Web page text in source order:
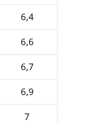
6,4
6,6
6,7
6,9
7